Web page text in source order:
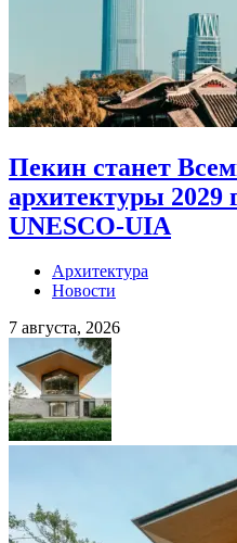
Пекин станет
архитектуры 2029
UNESCO-UIA
Архитектура
Новости
7 августа, 2026